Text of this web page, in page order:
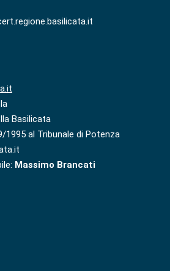
Basilicata
1995 al Tribunale di Potenza
Massimo Brancati